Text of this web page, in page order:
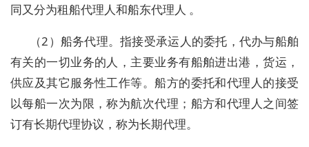
同又分为租船代理人和船东代理人 。
（2）船务代理。指接受承运人的委托，代办与船舶
有关的一切业务的人，主要业务有船舶进出港，货运，
供应及其它服务性工作等。船方的委托和代理人的接受
以每船一次为限，称为航次代理；船方和代理人之间签
订有长期代理协议，称为长期代理。